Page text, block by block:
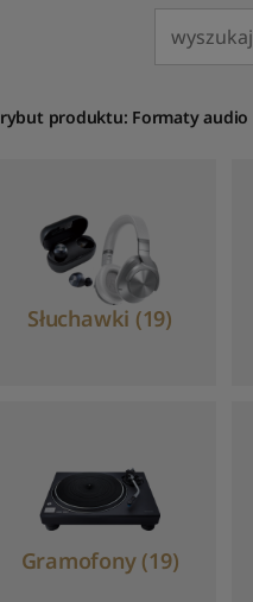
produktu: Formaty audio
Słuchawki (19)
Gramofony (19)